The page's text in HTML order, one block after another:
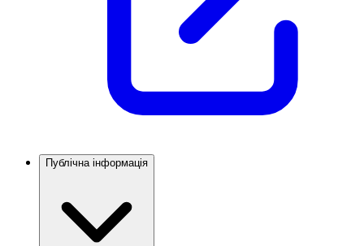
Публічна інформація